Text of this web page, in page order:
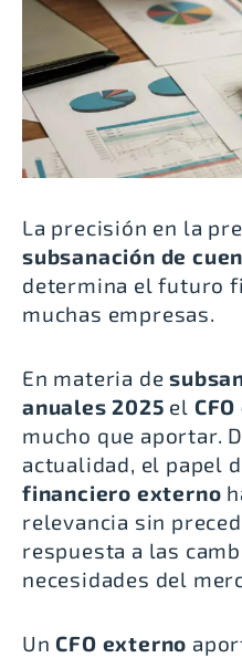
La precisión en la
subsanación de
determina el futuro
muchas empresas.
En materia de
anuales 2025 el
mucho que aportar.
actualidad, el papel
financiero externo
relevancia sin
respuesta a las
necesidades del
Un CFO externo